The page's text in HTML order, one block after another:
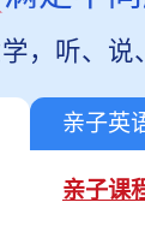
，听、说
亲子英
亲子课